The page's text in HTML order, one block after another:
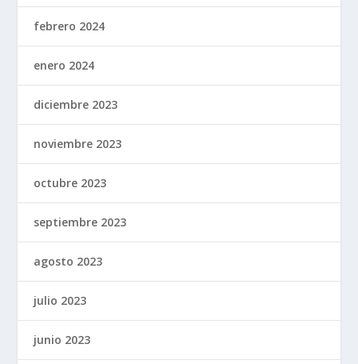
febrero 2024
enero 2024
diciembre 2023
noviembre 2023
octubre 2023
septiembre 2023
agosto 2023
julio 2023
junio 2023